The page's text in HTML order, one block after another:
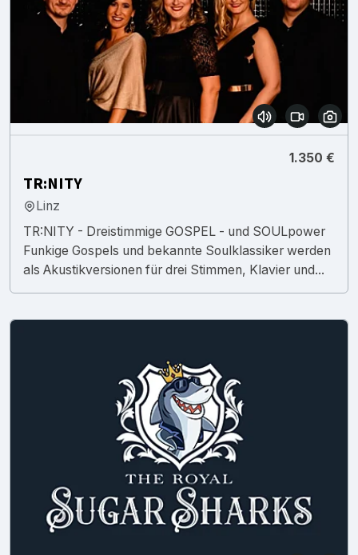
1.350 €
TR:NITY
Linz
TR:NITY - Dreistimmige GOSPEL - und SOULpower
Funkige Gospels und bekannte Soulklassiker werden
als Akustikversionen für drei Stimmen, Klavier und...